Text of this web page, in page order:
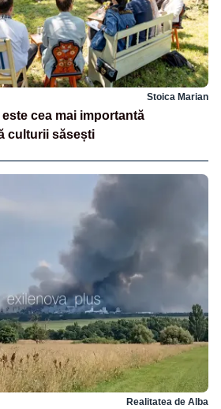
Stoica Marian
cea mai importantă
culturii săsești
Realitatea de Alba